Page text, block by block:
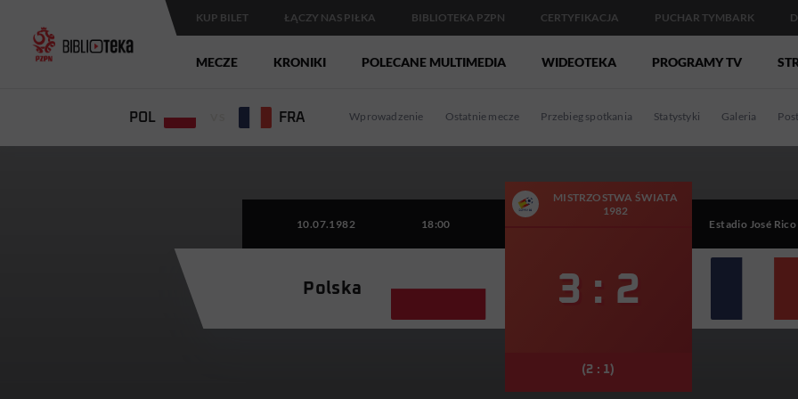
KUP BILET ŁĄCZY NAS PIŁKA BIBLIOTEKA PZPN CERTYFIKACJA PUCHAR TYMBARK
MECZE KRONIKI POLECANE MULTIMEDIA WIDEOTEKA PROGRAMY TV
POL FRA Wprowadzenie Ostatnie mecze Przebieg spotkania Statystyki Galeria
10.07.1982 18:00
Polska
MISTRZOSTWA ŚWIATA
1982
3 : 2
(2 : 1)
Estadio José